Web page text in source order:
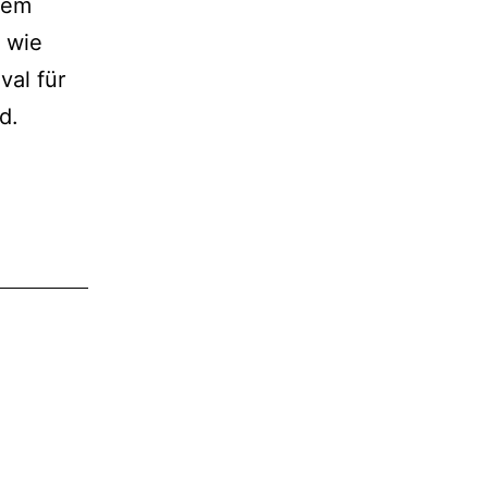
wie
für